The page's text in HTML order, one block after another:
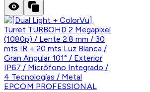
EPCOM PROFESSIONAL